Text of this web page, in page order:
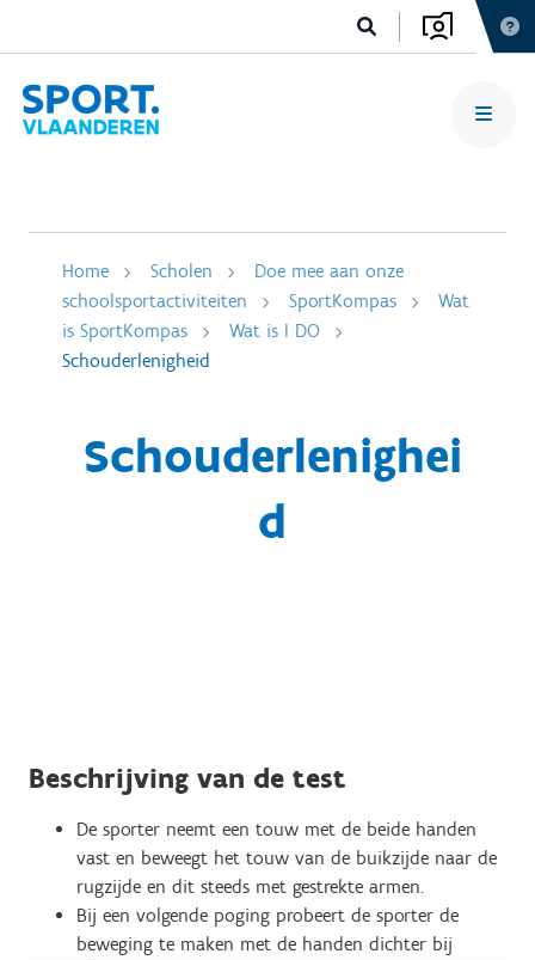
Home Scholen
Doe mee aan onze
schoolsportactiviteiten
SportKompas
Wat
is SportKompas
Wat is I DO
Schouderlenigheid
Schouderlenighei
d
Beschrijving van de test
De sporter neemt een touw met de beide handen
vast en beweegt het touw van de buikzijde naar de
rugzijde en dit steeds met gestrekte armen.
Bij een volgende poging probeert de sporter de
beweging te maken met de handen dichter bij